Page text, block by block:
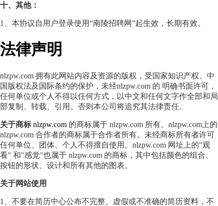
十、其他：
1、本协议自用户登录使用“南陵招聘网”起生效，长期有效。
法律声明
nlzpw.com 拥有此网站内容及资源的版权，受国家知识产权、中
国版权法及国际条约的保护，未经nlzpw.com 的 明确书面许可，
任何单位或个人不得以任何方式，以中文和任何文字作全部和局
部复制、转载、引用。否则本公司将追究其法律责任。
关于商标nlzpw.com 的商标属于 nlzpw.com 所有。nlzpw.com上的
nlzpw.com 合作者的商标属于合作者所有。未经商标所有者许可
任何单位、团体、个人不得擅自使用。nlzpw.com 网址上的"观
看" 和"感觉"也属于 nlzpw.com 的商标，其中包括颜色的组合、
按钮的形状、设计和所有其他的图表。
关于网站使用
1、不要在简历中心公布不完整、虚假或不准确的简历资料，不